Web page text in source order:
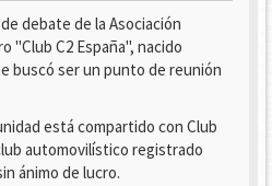
debate de la Asociación
"Club C2 España", nacido
buscó ser un punto de reunión
está compartido con Club
automovilístico registrado
ánimo de lucro.